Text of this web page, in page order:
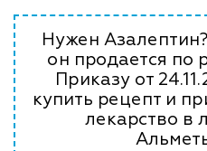
Нужен
он продается по
Приказу от
купить рецепт и
лекарство в